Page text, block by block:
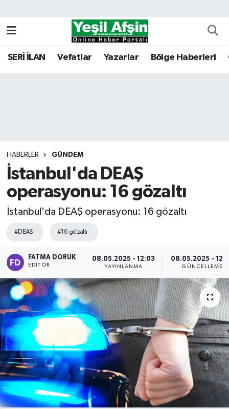
SERİ İLAN Vefatlar Yazarlar Bölge Haberleri
HABERLER GÜNDEM
İstanbul'da DEAŞ
operasyonu: 16 gözaltı
İstanbul'da DEAŞ operasyonu: 16 gözaltı
#DEAŞ #16 gözaltı
FATMA DORUK
EDITÖR
08.05.2025 - 12:03
YAYINLANMA
08.05.2025 -
GÜNCELLEME
Kahramanmaraş Nöbetçi Eczaneler
Tüm Manşetler
Son Dakika Haberleri